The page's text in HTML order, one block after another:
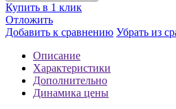
Купить в 1 клик
Отложить
Добавить к сравнению Убрать из
Описание
Характеристики
Дополнительно
Динамика цены